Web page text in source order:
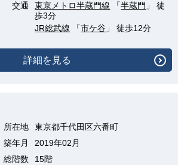
交通
東京メトロ半蔵門線 「半蔵門 」 徒
歩3分
JR総武線 「市ケ谷 」 徒歩12分
詳細を見る
所在地
東京都千代田区六番町
築年月
2019年02月
総階数
15階